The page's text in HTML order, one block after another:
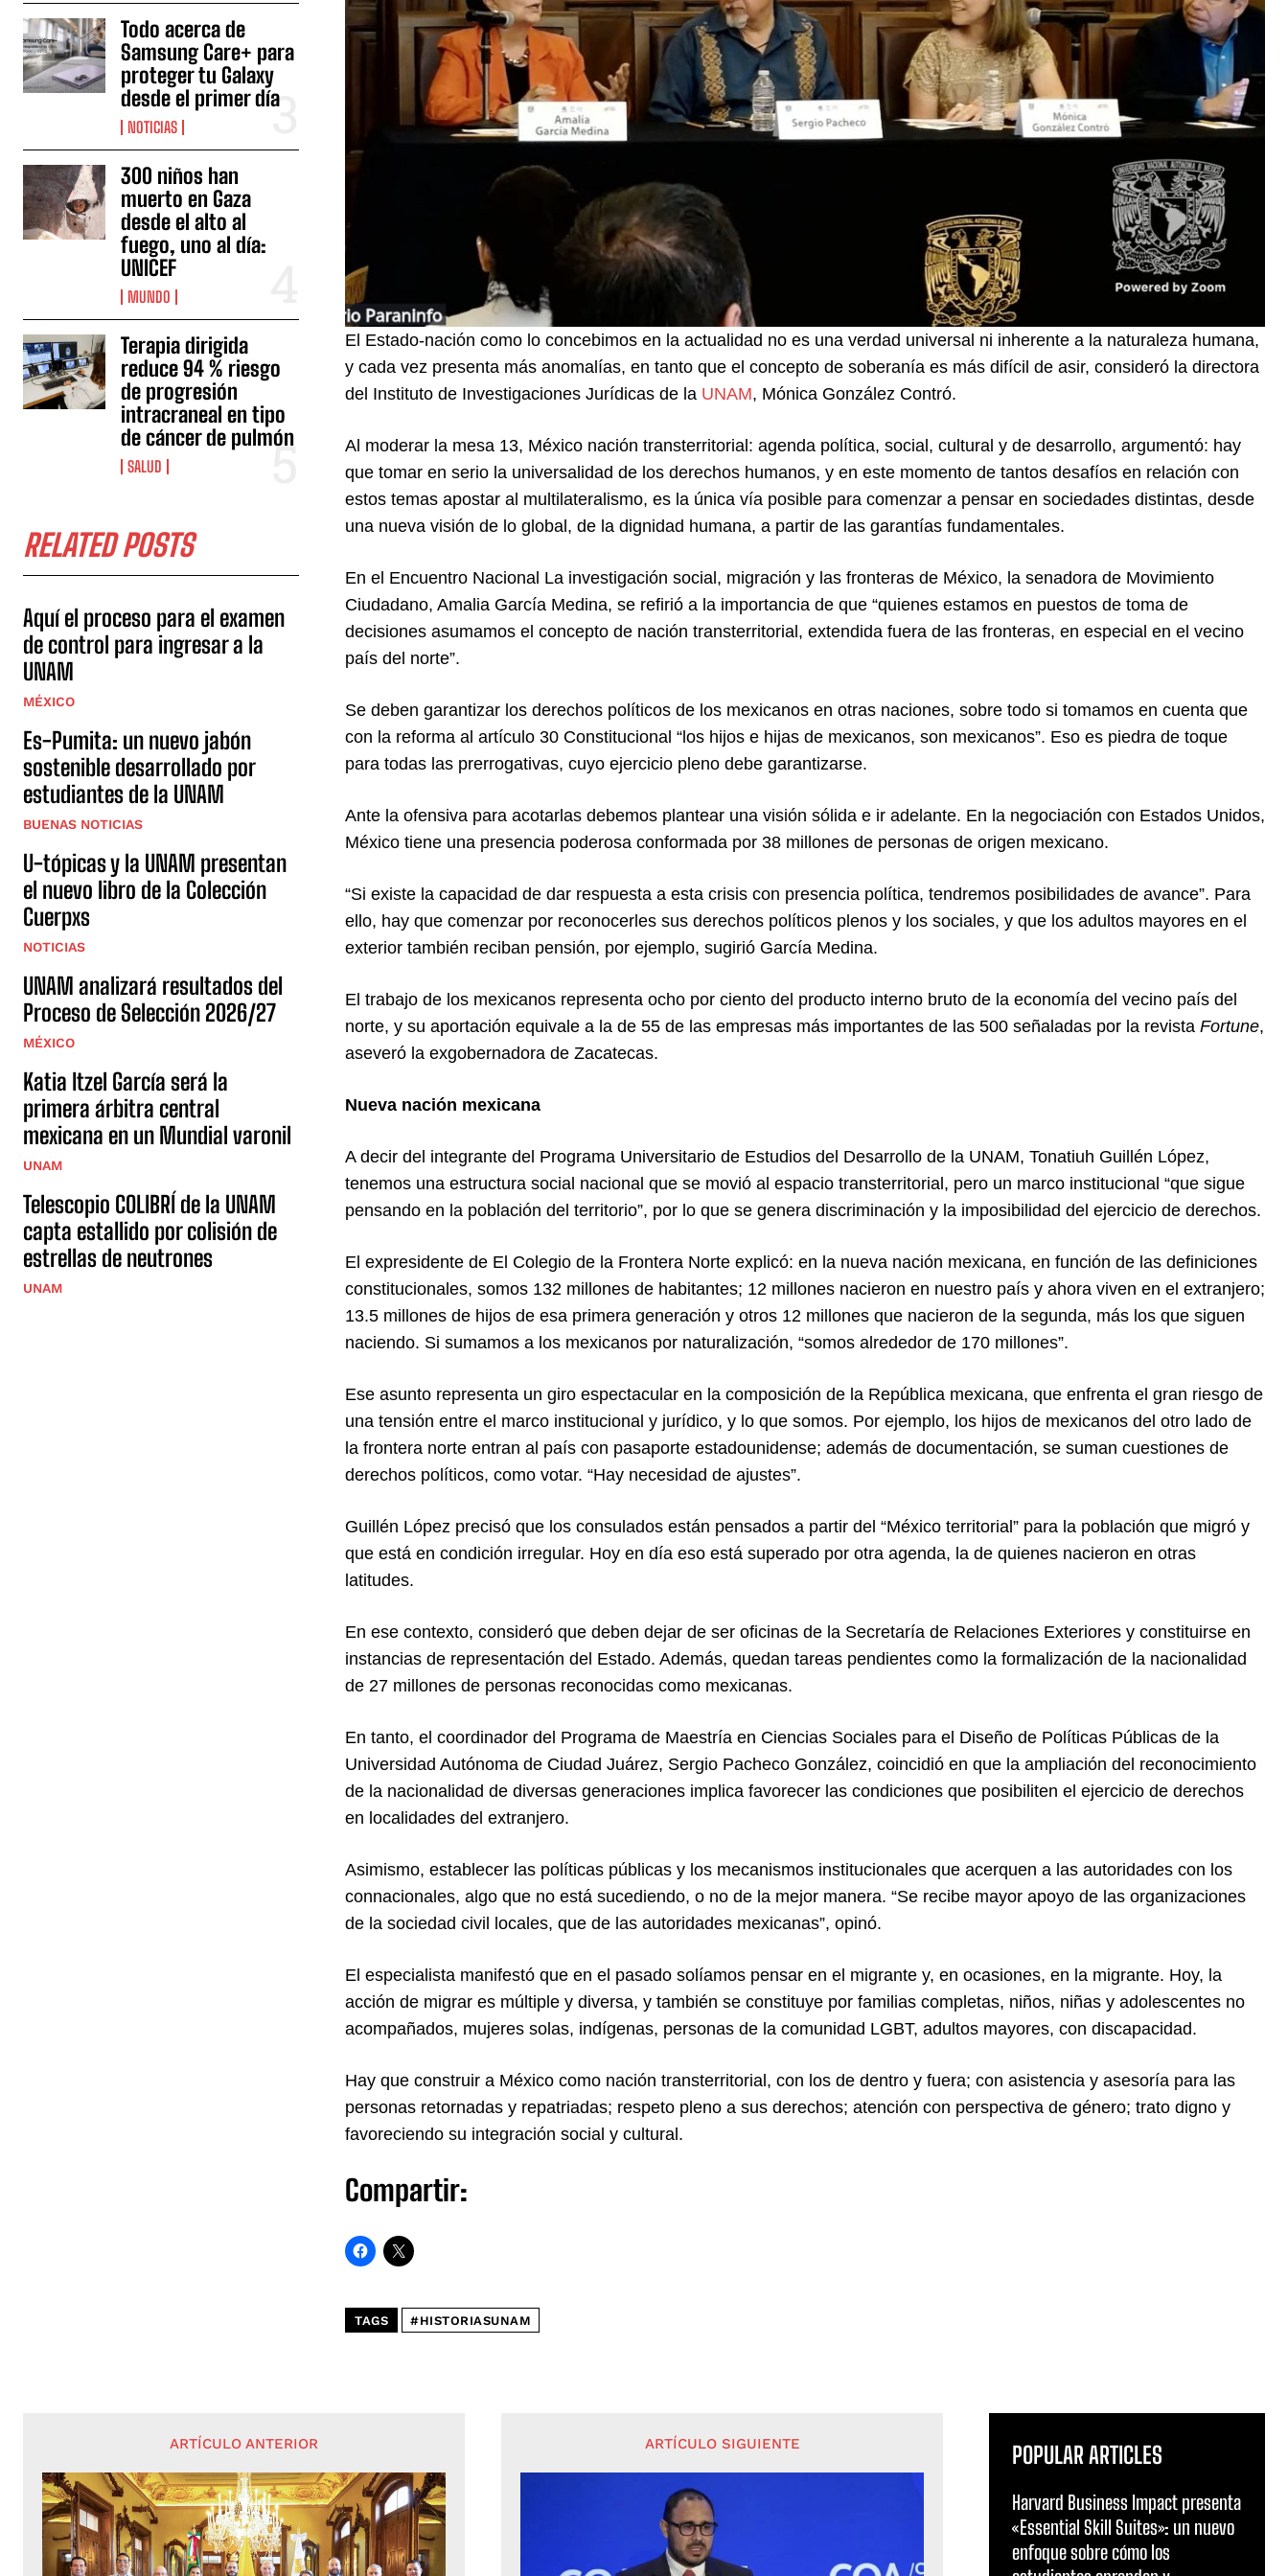
Todo acerca de
Samsung Care+ para
proteger tu Galaxy
desde el primer día
NOTICIAS
300 niños han
muerto en Gaza
desde el alto al
fuego, uno al día:
UNICEF
MUNDO
Terapia dirigida
reduce 94 % riesgo
de progresión
intracraneal en tipo
de cáncer de pulmón
SALUD
RELATED POSTS
Aquí el proceso para el examen
de control para ingresar a la
UNAM
MÉXICO
Es-Pumita: un nuevo jabón
sostenible desarrollado por
estudiantes de la UNAM
BUENAS NOTICIAS
U-tópicas y la UNAM presentan
el nuevo libro de la Colección
Cuerpxs
NOTICIAS
UNAM analizará resultados del
Proceso de Selección 2026/27
MÉXICO
Katia Itzel García será la
primera árbitra central
mexicana en un Mundial varonil
UNAM
Telescopio COLIBRÍ de la UNAM
capta estallido por colisión de
estrellas de neutrones
UNAM
El Estado-nación como lo concebimos en la actualidad no es una verdad universal ni inherente a la naturaleza humana,
y cada vez presenta más anomalías, en tanto que el concepto de soberanía es más difícil de asir, consideró la directora
del Instituto de Investigaciones Jurídicas de la UNAM, Mónica González Contró.
Al moderar la mesa 13, México nación transterritorial: agenda política, social, cultural y de desarrollo, argumentó: hay
que tomar en serio la universalidad de los derechos humanos, y en este momento de tantos desafíos en relación con
estos temas apostar al multilateralismo, es la única vía posible para comenzar a pensar en sociedades distintas, desde
una nueva visión de lo global, de la dignidad humana, a partir de las garantías fundamentales.
En el Encuentro Nacional La investigación social, migración y las fronteras de México, la senadora de Movimiento
Ciudadano, Amalia García Medina, se refirió a la importancia de que “quienes estamos en puestos de toma de
decisiones asumamos el concepto de nación transterritorial, extendida fuera de las fronteras, en especial en el vecino
país del norte”.
Se deben garantizar los derechos políticos de los mexicanos en otras naciones, sobre todo si tomamos en cuenta que
con la reforma al artículo 30 Constitucional “los hijos e hijas de mexicanos, son mexicanos”. Eso es piedra de toque
para todas las prerrogativas, cuyo ejercicio pleno debe garantizarse.
Ante la ofensiva para acotarlas debemos plantear una visión sólida e ir adelante. En la negociación con Estados Unidos,
México tiene una presencia poderosa conformada por 38 millones de personas de origen mexicano.
“Si existe la capacidad de dar respuesta a esta crisis con presencia política, tendremos posibilidades de avance”. Para
ello, hay que comenzar por reconocerles sus derechos políticos plenos y los sociales, y que los adultos mayores en el
exterior también reciban pensión, por ejemplo, sugirió García Medina.
El trabajo de los mexicanos representa ocho por ciento del producto interno bruto de la economía del vecino país del
norte, y su aportación equivale a la de 55 de las empresas más importantes de las 500 señaladas por la revista Fortune,
aseveró la exgobernadora de Zacatecas.
Nueva nación mexicana
A decir del integrante del Programa Universitario de Estudios del Desarrollo de la UNAM, Tonatiuh Guillén López,
tenemos una estructura social nacional que se movió al espacio transterritorial, pero un marco institucional “que sigue
pensando en la población del territorio”, por lo que se genera discriminación y la imposibilidad del ejercicio de derechos.
El expresidente de El Colegio de la Frontera Norte explicó: en la nueva nación mexicana, en función de las definiciones
constitucionales, somos 132 millones de habitantes; 12 millones nacieron en nuestro país y ahora viven en el extranjero;
13.5 millones de hijos de esa primera generación y otros 12 millones que nacieron de la segunda, más los que siguen
naciendo. Si sumamos a los mexicanos por naturalización, “somos alrededor de 170 millones”.
Ese asunto representa un giro espectacular en la composición de la República mexicana, que enfrenta el gran riesgo de
una tensión entre el marco institucional y jurídico, y lo que somos. Por ejemplo, los hijos de mexicanos del otro lado de
la frontera norte entran al país con pasaporte estadounidense; además de documentación, se suman cuestiones de
derechos políticos, como votar. “Hay necesidad de ajustes”.
Guillén López precisó que los consulados están pensados a partir del “México territorial” para la población que migró y
que está en condición irregular. Hoy en día eso está superado por otra agenda, la de quienes nacieron en otras
latitudes.
En ese contexto, consideró que deben dejar de ser oficinas de la Secretaría de Relaciones Exteriores y constituirse en
instancias de representación del Estado. Además, quedan tareas pendientes como la formalización de la nacionalidad
de 27 millones de personas reconocidas como mexicanas.
En tanto, el coordinador del Programa de Maestría en Ciencias Sociales para el Diseño de Políticas Públicas de la
Universidad Autónoma de Ciudad Juárez, Sergio Pacheco González, coincidió en que la ampliación del reconocimiento
de la nacionalidad de diversas generaciones implica favorecer las condiciones que posibiliten el ejercicio de derechos
en localidades del extranjero.
Asimismo, establecer las políticas públicas y los mecanismos institucionales que acerquen a las autoridades con los
connacionales, algo que no está sucediendo, o no de la mejor manera. “Se recibe mayor apoyo de las organizaciones
de la sociedad civil locales, que de las autoridades mexicanas”, opinó.
El especialista manifestó que en el pasado solíamos pensar en el migrante y, en ocasiones, en la migrante. Hoy, la
acción de migrar es múltiple y diversa, y también se constituye por familias completas, niños, niñas y adolescentes no
acompañados, mujeres solas, indígenas, personas de la comunidad LGBT, adultos mayores, con discapacidad.
Hay que construir a México como nación transterritorial, con los de dentro y fuera; con asistencia y asesoría para las
personas retornadas y repatriadas; respeto pleno a sus derechos; atención con perspectiva de género; trato digno y
favoreciendo su integración social y cultural.
Compartir:
TAGS #HISTORIASUNAM
ARTÍCULO ANTERIOR ARTÍCULO SIGUIENTE POPULAR ARTICLES
Harvard Business Impact presenta
«Essential Skill Suites»: un nuevo
enfoque sobre cómo los